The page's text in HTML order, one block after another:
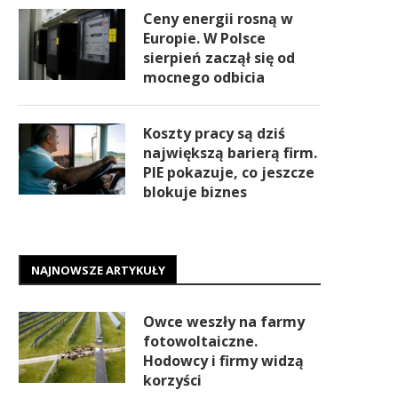
Ceny energii rosną w
Europie. W Polsce
sierpień zaczął się od
mocnego odbicia
Koszty pracy są dziś
największą barierą firm.
PIE pokazuje, co jeszcze
blokuje biznes
NAJNOWSZE ARTYKUŁY
Owce weszły na farmy
fotowoltaiczne.
Hodowcy i firmy widzą
korzyści